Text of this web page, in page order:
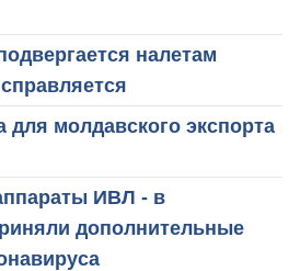
налетам
молдавского экспорта
ИВЛ - в
дополнительные